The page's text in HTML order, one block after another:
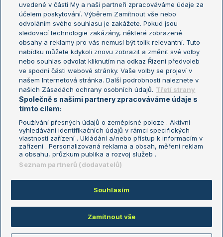
US Open
Turnaj mistrů
Turnaj mistryň
Aktualní trendy
Fotbalové přestupy
Livesport Daily
LS Prague Open
Podmínky užití
Nastavení soukromí
GDPR a žurnalistika
Reklama
Kontakt
Informace o zpracování osobních
údajů
Copyright © 2008-2026 TenisPortal.cz. Využíváme zpravodajství ČTK.
uvedené v části My a naši partneři zpracováváme údaje za
účelem poskytování. Výběrem Zamítnout vše nebo
odvoláním svého souhlasu je zakážete. Pokud jsou
sledovací technologie zakázány, některé zobrazené
obsahy a reklamy pro vás nemusí být tolik relevantní. Tuto
nabídku můžete kdykoli znovu zobrazit a změnit své volby
nebo souhlas odvolat kliknutím na odkaz Řízení předvoleb
ve spodní části webové stránky. Vaše volby se projeví v
našem Internetová stránka. Další podrobnosti naleznete v
našich Zásadách ochrany osobních údajů. Třetí strany
Společně s našimi partnery zpracováváme údaje s
tímto cílem:
Používání přesných údajů o zeměpisné poloze . Aktivní
vyhledávání identifikačních údajů v rámci specifických
vlastností zařízení . Ukládání a/nebo přístup k informacím v
zařízení . Personalizovaná reklama a obsah, měření reklam
a obsahu, průzkum publika a rozvoj služeb .
Seznam partnerů (dodavatelů)
Souhlasím
Zamítnout vše